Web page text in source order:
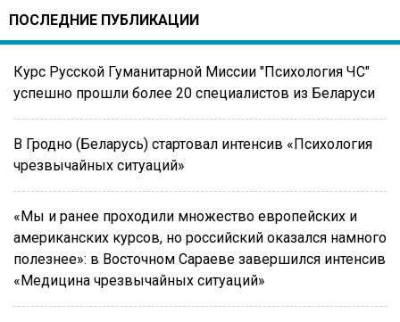
ПОСЛЕДНИЕ ПУБЛИКАЦИИ
Курс Русской Гуманитарной Миссии "Психология ЧС"
успешно прошли более 20 специалистов из Беларуси
В Гродно (Беларусь) стартовал интенсив «Психология
чрезвычайных ситуаций»
«Мы и ранее проходили множество европейских и
американских курсов, но российский оказался намного
полезнее»: в Восточном Сараеве завершился интенсив
«Медицина чрезвычайных ситуаций»